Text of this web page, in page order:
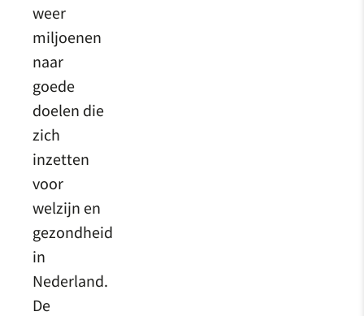
weer
miljoenen
naar
goede
doelen die
zich
inzetten
voor
welzijn en
gezondheid
in
Nederland.
De